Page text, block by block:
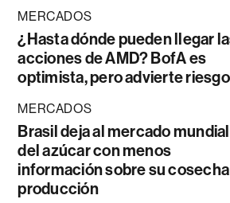
MERCADOS
¿Hasta dónde pueden llegar
acciones de AMD? BofA es
optimista, pero advierte
MERCADOS
Brasil deja al mercado mundial
del azúcar con menos
información sobre su
producción